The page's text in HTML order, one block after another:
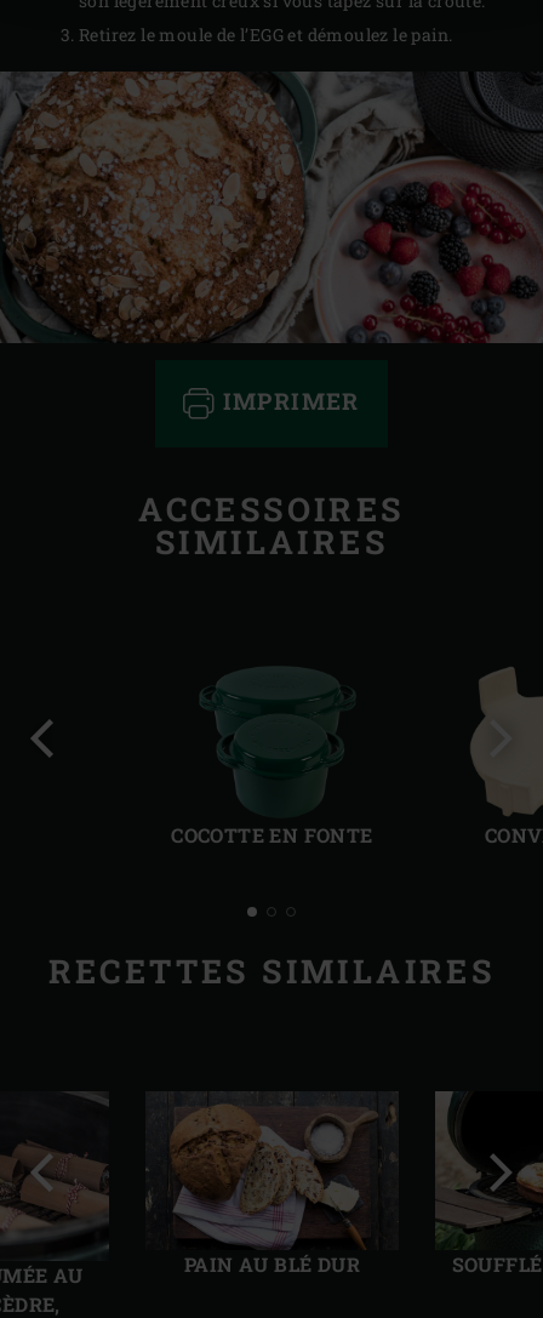
Retirez le moule de l’EGG et démoulez le pain.
IMPRIMER
ACCESSOIRES
SIMILAIRES
COCOTTE EN FONTE
RECETTES SIMILAIRES
AU
PAIN AU BLÉ DUR
Diapo
précédente